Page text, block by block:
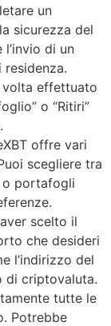
un
sicurezza del
di un
volta effettuato
o “Ritiri”
offre vari
scegliere tra
o portafogli
scelto il
che desideri
l’indirizzo del
di criptovaluta.
tutte le
Potrebbe